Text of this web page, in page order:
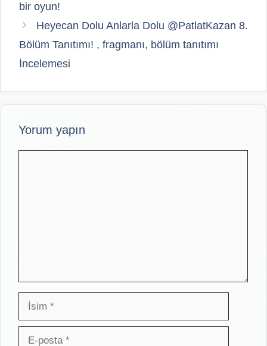
bir oyun!
Heyecan Dolu Anlarla Dolu @PatlatKazan 8.
Bölüm Tanıtımı! , fragmanı, bölüm tanıtımı
İncelemesi
Yorum yapın
İsim